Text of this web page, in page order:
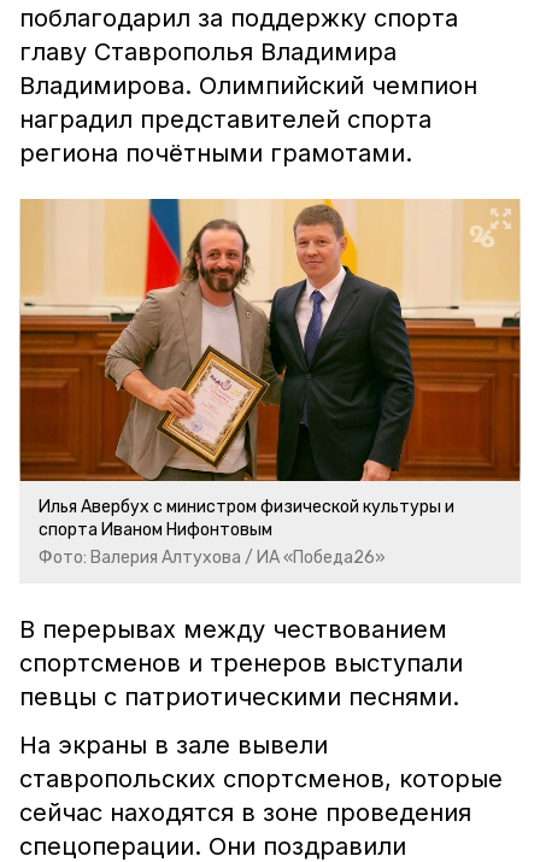
поблагодарил за поддержку спорта
главу Ставрополья Владимира
Владимирова. Олимпийский чемпион
наградил представителей спорта
региона почётными грамотами.
Илья Авербух с министром физической культуры и
спорта Иваном Нифонтовым
Фото: Валерия Алтухова / ИА «Победа26»
В перерывах между чествованием
спортсменов и тренеров выступали
певцы с патриотическими песнями.
На экраны в зале вывели
ставропольских спортсменов, которые
сейчас находятся в зоне проведения
спецоперации. Они поздравили